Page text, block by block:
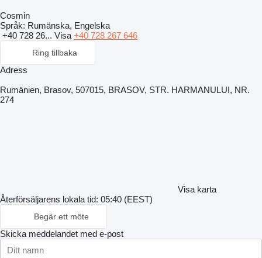
Cosmin
Språk: Rumänska, Engelska
+40 728 26... Visa +40 728 267 646
Ring tillbaka
Adress
Rumänien, Brasov, 507015, BRASOV, STR. HARMANULUI, NR.
274
Visa karta
Återförsäljarens lokala tid: 05:40 (EEST)
Begär ett möte
Skicka meddelandet med e-post